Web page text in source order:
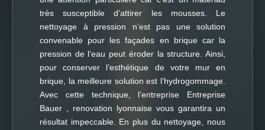
très susceptible d’attirer les mousses. Le
nettoyage à pression n’est pas une solution
convenable pour les façades en brique car la
pression de l‘eau peut éroder la structure. Ainsi,
pour conserver l’esthétique de votre mur en
brique, la meilleure solution est l’hydrogommage.
Avec cette technique, l’entreprise Entreprise
Bauer , renovation lyonnaise vous garantira un
résultat impeccable. En plus du nettoyage, nous